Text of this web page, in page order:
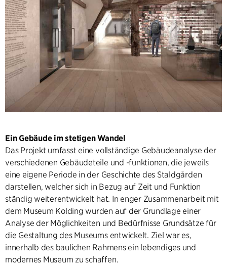
Ein Gebäude im stetigen Wandel
Das Projekt umfasst eine vollständige Gebäudeanalyse der
verschiedenen Gebäudeteile und -funktionen, die jeweils
eine eigene Periode in der Geschichte des Staldgården
darstellen, welcher sich in Bezug auf Zeit und Funktion
ständig weiterentwickelt hat. In enger Zusammenarbeit mit
dem Museum Kolding wurden auf der Grundlage einer
Analyse der Möglichkeiten und Bedürfnisse Grundsätze für
die Gestaltung des Museums entwickelt. Ziel war es,
innerhalb des baulichen Rahmens ein lebendiges und
modernes Museum zu schaffen.